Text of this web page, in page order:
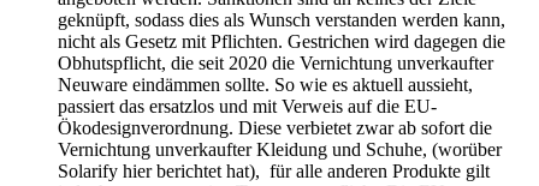
geknüpft, sodass dies als Wunsch verstanden werden kann,
nicht als Gesetz mit Pflichten. Gestrichen wird dagegen die
Obhutspflicht, die seit 2020 die Vernichtung unverkaufter
Neuware eindämmen sollte. So wie es aktuell aussieht,
passiert das ersatzlos und mit Verweis auf die EU-
Ökodesignverordnung. Diese verbietet zwar ab sofort die
Vernichtung unverkaufter Kleidung und Schuhe, (worüber
Solarify hier berichtet hat), für alle anderen Produkte gilt